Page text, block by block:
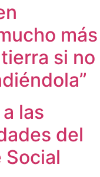
más
si no
las
del
Social